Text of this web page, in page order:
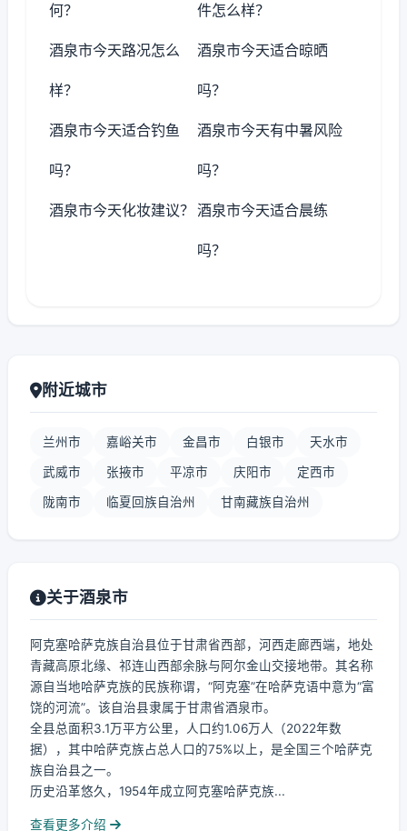
何？ 件怎么样？
酒泉市今天路况怎么
样？
酒泉市今天适合晾晒
吗？
酒泉市今天适合钓鱼
吗？
酒泉市今天有中暑风险
吗？
酒泉市今天化妆建议？ 酒泉市今天适合晨练
吗？
附近城市
兰州市 嘉峪关市 金昌市 白银市 天水市
武威市 张掖市 平凉市 庆阳市 定西市
陇南市 临夏回族自治州 甘南藏族自治州
关于酒泉市
阿克塞哈萨克族自治县位于甘肃省西部，河西走廊西端，地处
青藏高原北缘、祁连山西部余脉与阿尔金山交接地带。其名称
源自当地哈萨克族的民族称谓，“阿克塞”在哈萨克语中意为“富
饶的河流”。该自治县隶属于甘肃省酒泉市。
全县总面积3.1万平方公里，人口约1.06万人（2022年数
据），其中哈萨克族占总人口的75%以上，是全国三个哈萨克
族自治县之一。
历史沿革悠久，1954年成立阿克塞哈萨克族...
查看更多介绍